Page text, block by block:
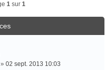
1 sur 1
» 02 sept. 2013 10:03